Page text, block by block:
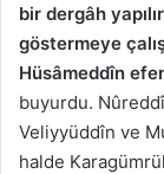
bir dergâh
göstermeye
Hüsâmeddîn
buyurdu.
Veliyyüddîn ve
halde